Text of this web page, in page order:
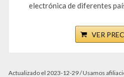
electrónica de diferentes
VER
Actualizado el 2023-12-29 / Usamos